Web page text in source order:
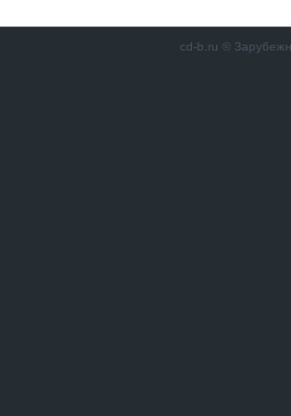
cd-b.ru ©